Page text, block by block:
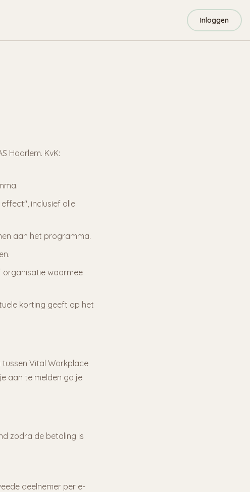
Inloggen
Haarlem. KvK:
inclusief alle
aan het programma.
organisatie waarmee
korting geeft op het
Vital Workplace
aan te melden ga je
zodra de betaling is
deelnemer per e-